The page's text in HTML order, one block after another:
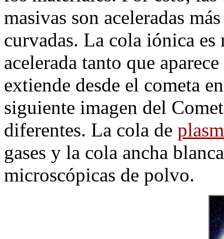
masivas son aceleradas
curvadas. La cola iónica es
acelerada tanto que
extiende desde el cometa
siguiente imagen del
diferentes. La cola de
gases y la cola ancha
microscópicas de polvo.